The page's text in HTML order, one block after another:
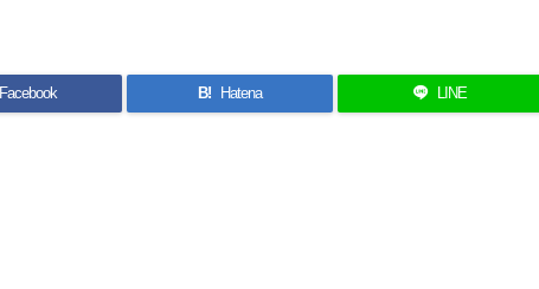
Facebook B! Hatena LINE